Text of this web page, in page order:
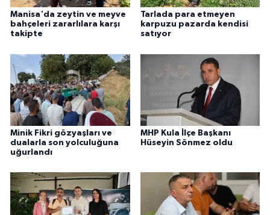
Manisa'da zeytin ve meyve
bahçeleri zararlılara karşı
takipte
Tarlada para etmeyen
karpuzu pazarda kendisi
satıyor
Minik Fikri gözyaşları ve
dualarla son yolculuğuna
uğurlandı
MHP Kula İlçe Başkanı
Hüseyin Sönmez oldu